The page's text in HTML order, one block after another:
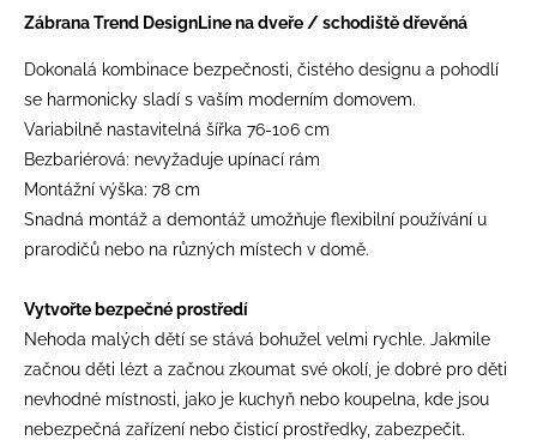
Zábrana Trend DesignLine na dveře / schodiště dřevěná
Dokonalá kombinace bezpečnosti, čistého designu a pohodlí
se harmonicky sladí s vaším moderním domovem.
Variabilně nastavitelná šířka 76-106 cm
Bezbariérová: nevyžaduje upínací rám
Montážní výška: 78 cm
Snadná montáž a demontáž umožňuje flexibilní používání u
prarodičů nebo na různých místech v domě.
Vytvořte bezpečné prostředí
Nehoda malých dětí se stává bohužel velmi rychle. Jakmile
začnou děti lézt a začnou zkoumat své okolí, je dobré pro děti
nevhodné místnosti, jako je kuchyň nebo koupelna, kde jsou
nebezpečná zařízení nebo čisticí prostředky, zabezpečit.